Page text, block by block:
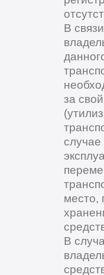
В
за
место,
В